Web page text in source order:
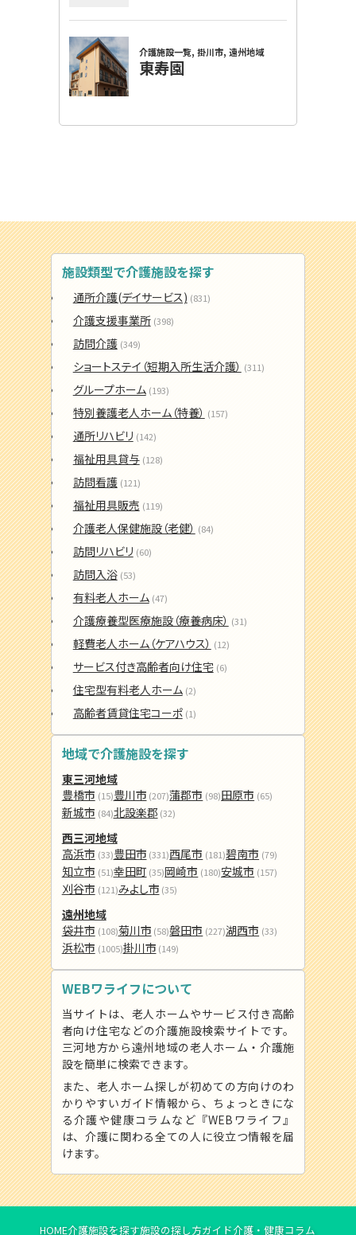
施設類型で介護施設を探す
通所介護(デイサービス) (831)
介護支援事業所 (398)
訪問介護 (349)
ショートステイ（短期入所生活介護） (311)
グループホーム (193)
特別養護老人ホーム（特養） (157)
通所リハビリ (142)
福祉用具貸与 (128)
訪問看護 (121)
福祉用具販売 (119)
介護老人保健施設（老健） (84)
訪問リハビリ (60)
訪問入浴 (53)
有料老人ホーム (47)
介護療養型医療施設（療養病床） (31)
軽費老人ホーム（ケアハウス） (12)
サービス付き高齢者向け住宅 (6)
住宅型有料老人ホーム (2)
高齢者賃貸住宅コーポ (1)
地域で介護施設を探す
東三河地域
豊橋市 (15)豊川市 (207)蒲郡市 (98)田原市 (65)
新城市 (84)北設楽郡 (32)
西三河地域
高浜市 (33)豊田市 (331)西尾市 (181)碧南市 (79)
知立市 (51)幸田町 (35)岡崎市 (180)安城市 (157)
刈谷市 (121)みよし市 (35)
遠州地域
袋井市 (108)菊川市 (58)磐田市 (227)湖西市 (33)
浜松市 (1005)掛川市 (149)
WEBワライフについて
当サイトは、老人ホームやサービス付き高齢
者向け住宅などの介護施設検索サイトです。
三河地方から遠州地域の老人ホーム・介護施
設を簡単に検索できます。
また、老人ホーム探しが初めての方向けのわ
かりやすいガイド情報から、ちょっときにな
る介護や健康コラムなど『WEBワライフ』
は、介護に関わる全ての人に役立つ情報を届
けます。
HOME介護施設を探す施設の探し方ガイド介護・健康コラム